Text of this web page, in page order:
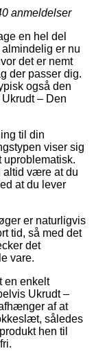
anmeldelser
en hel del
er nu
det er nemt
der passer dig.
også den
– Den
til din
viser sig
uproblematisk.
altid være at du
at du lever
er naturligvis
tid, så med det
det
vare.
en enkelt
Ukrudt –
af at
således
hen til